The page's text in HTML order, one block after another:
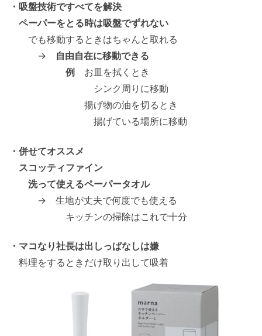
・吸盤技術ですべてを解決
ペーパーをとる時は吸盤でずれない
でも移動するときはちゃんと取れる
→ 自由自在に移動できる
例
お皿を拭くとき
シンク周りに移動
揚げ物の油を切るとき
揚げている場所に移動
・併せてオススメ
スコッティファイン
洗って使えるペーパータオル
→ 生地が丈夫で何度でも使える
キッチンの掃除はこれで十分
・マコなり社長は出しっぱなしは嫌
料理をするときだけ取り出して吸着